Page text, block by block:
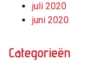
juli 2020
juni 2020
Categorieën